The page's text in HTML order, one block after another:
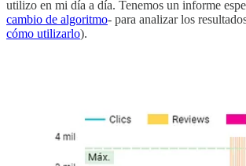
utilizo en mi día a día. Tenemos un informe
cambio de algoritmo- para analizar los
cómo utilizarlo).